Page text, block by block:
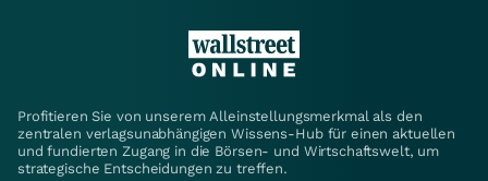
Profitieren Sie von unserem Alleinstellungsmerkmal als den
zentralen verlagsunabhängigen Wissens-Hub für einen aktuellen
und fundierten Zugang in die Börsen- und Wirtschaftswelt, um
strategische Entscheidungen zu treffen.